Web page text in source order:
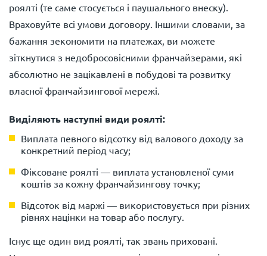
роялті (те саме стосується і паушального внеску).
Враховуйте всі умови договору. Іншими словами, за
бажання зекономити на платежах, ви можете
зіткнутися з недобросовісними франчайзерами, які
абсолютно не зацікавлені в побудові та розвитку
власної франчайзингової мережі.
Виділяють наступні види роялті:
Виплата певного відсотку від валового доходу за
конкретний період часу;
Фіксоване роялті — виплата установленої суми
коштів за кожну франчайзингову точку;
Відсоток від маржі — використовується при різних
рівнях націнки на товар або послугу.
Існує ще один вид роялті, так звань приховані.